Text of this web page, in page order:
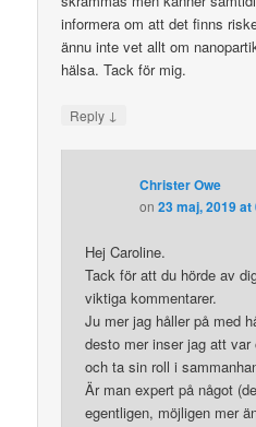
informera om att det finns
ännu inte vet allt om
hälsa. Tack för mig.
Reply ↓
Christer Owe
on23 maj, 2019 at
Hej Caroline.
Tack för att du hörde av
viktiga kommentarer.
Ju mer jag håller på med
desto mer inser jag att
och ta sin roll i
Är man expert på något
egentligen, möjligen mer